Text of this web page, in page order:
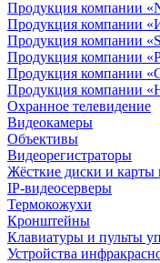
Продукция компании
Продукция компании
Продукция компании
Продукция компании
Продукция компании
Продукция компании
Охранное телевидение
Видеокамеры
Объективы
Видеорегистраторы
Жёсткие диски и карты
IP-видеосерверы
Термокожухи
Кронштейны
Клавиатуры и пульты
Устройства